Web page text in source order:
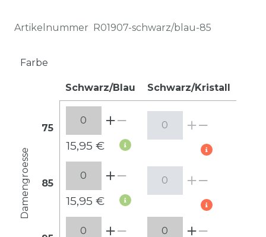
Artikelnummer R01907-schwarz/blau-85
Farbe
Schwarz/Blau Schwarz/Kristall
Damengroesse
75
15,95 €
85
15,95 €